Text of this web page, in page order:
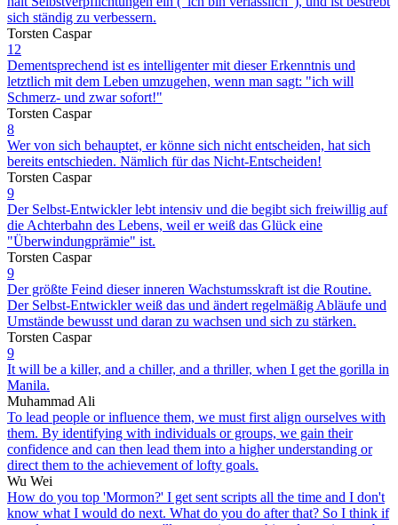
sich ständig zu verbessern.
Torsten Caspar
12
Dementsprechend ist es intelligenter mit dieser Erkenntnis und
letztlich mit dem Leben umzugehen, wenn man sagt: "ich will
Schmerz- und zwar sofort!"
Torsten Caspar
8
Wer von sich behauptet, er könne sich nicht entscheiden, hat sich
bereits entschieden. Nämlich für das Nicht-Entscheiden!
Torsten Caspar
9
Der Selbst-Entwickler lebt intensiv und die begibt sich freiwillig auf
die Achterbahn des Lebens, weil er weiß das Glück eine
"Überwindungprämie" ist.
Torsten Caspar
9
Der größte Feind dieser inneren Wachstumsskraft ist die Routine.
Der Selbst-Entwickler weiß das und ändert regelmäßig Abläufe und
Umstände bewusst und daran zu wachsen und sich zu stärken.
Torsten Caspar
9
It will be a killer, and a chiller, and a thriller, when I get the gorilla in
Manila.
Muhammad Ali
To lead people or influence them, we must first align ourselves with
them. By identifying with individuals or groups, we gain their
confidence and can then lead them into a higher understanding or
direct them to the achievement of lofty goals.
Wu Wei
How do you top 'Mormon?' I get sent scripts all the time and I don't
know what I would do next. What do you do after that? So I think if